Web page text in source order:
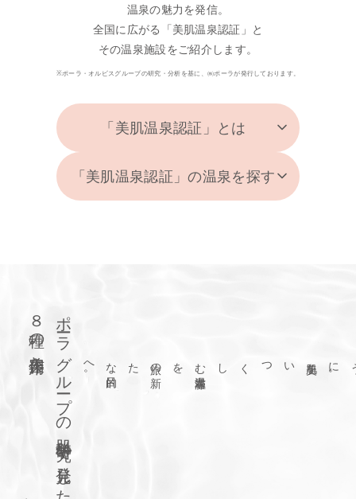
温泉の魅力を発信。
全国に広がる「美肌温泉認証」と
その温泉施設をご紹介します。
※ポーラ・オルビスグループの研究・分析を基に、㈱ポーラが発行しております。
「美肌温泉認証」とは
「美肌温泉認証」の温泉を探す
ポーラグループの
肌科学研究で発見した
８種の美容作用
。
美肌をいつくしむ
温泉滞在
を
、
旅の
新
たな
目的
へ
。